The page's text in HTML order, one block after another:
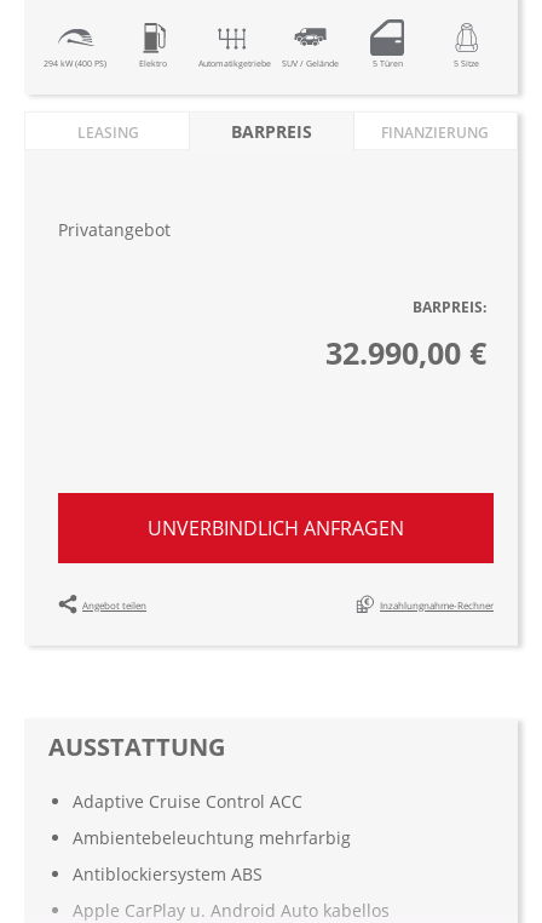
294 kW (400 PS) Elektro Automatikgetriebe SUV / Gelände 5 Türen 5 Sitze
LEASING BARPREIS FINANZIERUNG
Privatangebot
BARPREIS:
32.990,00 €
UNVERBINDLICH ANFRAGEN
Angebot teilen Inzahlungnahme-Rechner
AUSSTATTUNG
Adaptive Cruise Control ACC
Ambientebeleuchtung mehrfarbig
Antiblockiersystem ABS
Apple CarPlay u. Android Auto kabellos